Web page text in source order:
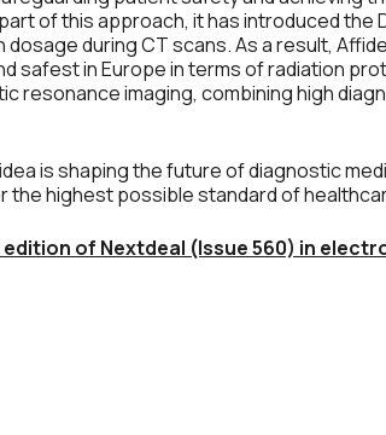
of this approach, it has introduced the
during CT scans. As a result,
safest in Europe in terms of radiation
resonance imaging, combining high
is shaping the future of diagnostic
the highest possible standard of
of Nextdeal (Issue 560) in